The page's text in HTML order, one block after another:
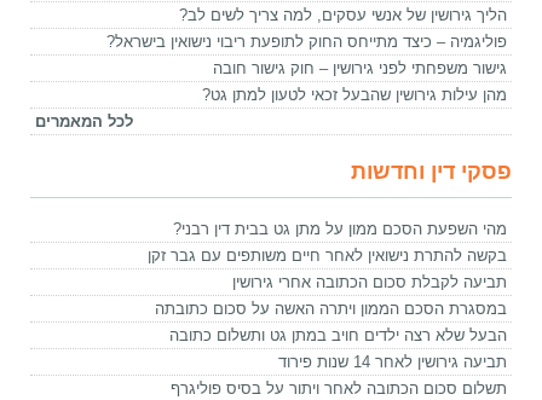
הליך גירושין של אנשי עסקים, למה צריך לשים לב?
פוליגמיה – כיצד מתייחס החוק לתופעת ריבוי נישואין בישראל?
גישור משפחתי לפני גירושין – חוק גישור חובה
מהן עילות גירושין שהבעל זכאי לטעון למתן גט?
לכל המאמרים
פסקי דין וחדשות
מהי השפעת הסכם ממון על מתן גט בבית דין רבני?
בקשה להתרת נישואין לאחר חיים משותפים עם גבר זקן
תביעה לקבלת סכום הכתובה אחרי גירושין
במסגרת הסכם הממון ויתרה האשה על סכום כתובתה
הבעל שלא רצה ילדים חויב במתן גט ותשלום כתובה
תביעה גירושין לאחר 14 שנות פירוד
תשלום סכום הכתובה לאחר ויתור על בסיס פוליגרף